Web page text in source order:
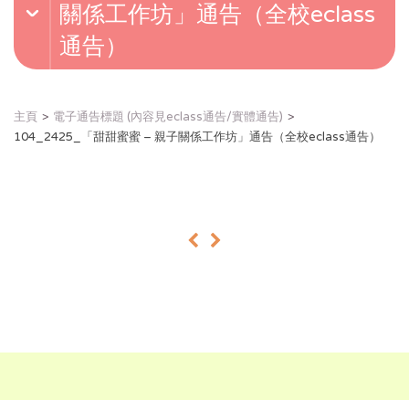
i
關係工作坊」通告（全校eclass
通告）
主頁
電子通告標題 (內容見eclass通告/實體通告)
104_2425_「甜甜蜜蜜 – 親子關係工作坊」通告（全校eclass通告）
« »